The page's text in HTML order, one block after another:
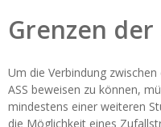
Grenzen
Um die Verbindung
ASS beweisen zu können,
mindestens einer weiteren
die Möglichkeit eines